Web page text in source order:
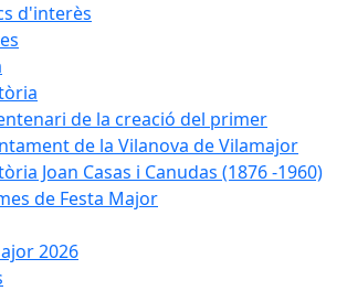
d'interès
de la creació del primer
de la Vilanova de Vilamajor
Joan Casas i Canudas (1876 -1960)
de Festa Major
2026